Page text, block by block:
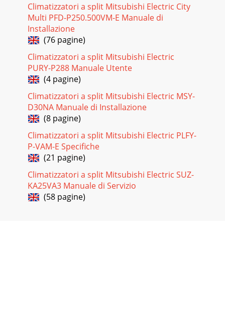
Climatizzatori a split Mitsubishi Electric City
Multi PFD-P250.500VM-E Manuale di
Installazione
(76 pagine)
Climatizzatori a split Mitsubishi Electric
PURY-P288 Manuale Utente
(4 pagine)
Climatizzatori a split Mitsubishi Electric MSY-
D30NA Manuale di Installazione
(8 pagine)
Climatizzatori a split Mitsubishi Electric PLFY-
P-VAM-E Specifiche
(21 pagine)
Climatizzatori a split Mitsubishi Electric SUZ-
KA25VA3 Manuale di Servizio
(58 pagine)